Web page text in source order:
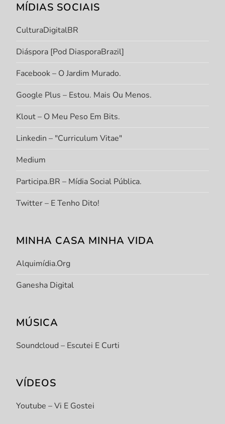
MÍDIAS SOCIAIS
CulturaDigitalBR
Diáspora [Pod DiasporaBrazil]
Facebook – O Jardim Murado.
Google Plus – Estou. Mais Ou Menos.
Klout – O Meu Peso Em Bits.
Linkedin – "Curriculum Vitae"
Medium
Participa.BR – Mídia Social Pública.
Twitter – E Tenho Dito!
MINHA CASA MINHA VIDA
Alquimídia.org
Ganesha Digital
MÚSICA
Soundcloud – Escutei E Curti
VÍDEOS
Youtube – Vi E Gostei